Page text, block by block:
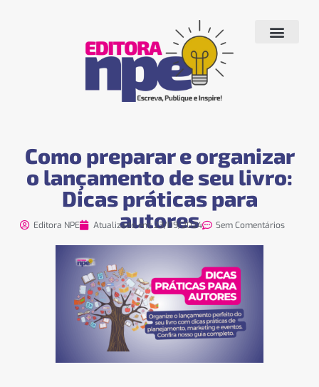
Como preparar e organizar
o lançamento de seu livro:
Dicas práticas para
autores
Editora NPE Atualizado em:23/09/2024 Sem Comentários